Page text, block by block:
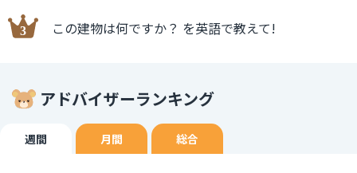
この建物は何ですか？ を英語で教えて!
アドバイザーランキング
週間 月間 総合